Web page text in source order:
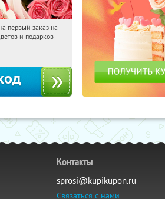
Получили:
первый заказ на
и подарков
Контакты
sprosi@kupikupon.ru
Связаться с нами